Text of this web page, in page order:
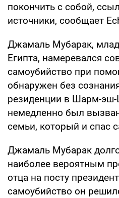
покончить с собой,
источники, сообщает
Джамаль Мубарак,
Египта, намеревался
самоубийство при
обнаружен без
резиденции в Шарм-эш-
немедленно был
семьи, который и спас
Джамаль Мубарак
наиболее вероятным
отца на посту
самоубийство он